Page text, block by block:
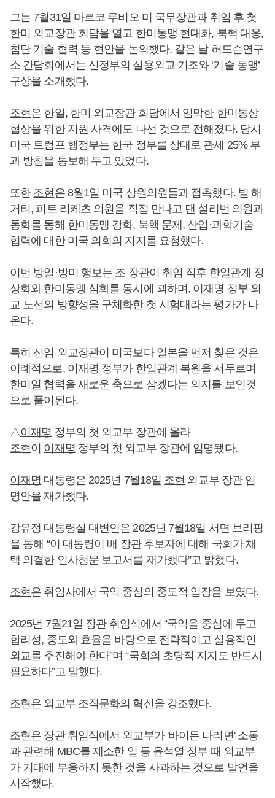
그는 7월31일 마르코 루비오 미 국무장관과 취임 후 첫
한미 외교장관 회담을 열고 한미동맹 현대화, 북핵 대응,
첨단 기술 협력 등 현안을 논의했다. 같은 날 허드슨연구
소 간담회에서는 신정부의 실용외교 기조와 ‘기술 동맹’
구상을 소개했다.
조현은 한일, 한미 외교장관 회담에서 임막한 한미통상
협상을 위한 지원 사격에도 나선 것으로 전해졌다. 당시
미국 트럼프 행정부는 한국 정부를 상대로 관세 25% 부
과 방침을 통보해 두고 있었다.
또한 조현은 8월1일 미국 상원의원들과 접촉했다. 빌 해
거티, 피트 리케츠 의원을 직접 만나고 댄 설리번 의원과
통화를 통해 한미동맹 강화, 북핵 문제, 산업·과학기술
협력에 대한 미국 의회의 지지를 요청했다.
이번 방일·방미 행보는 조 장관이 취임 직후 한일관계 정
상화와 한미동맹 심화를 동시에 꾀하며, 이재명 정부 외
교 노선의 방향성을 구체화한 첫 시험대라는 평가가 나
온다.
특히 신임 외교장관이 미국보다 일본을 먼저 찾은 것은
이례적으로, 이재명 정부가 한일관계 복원을 서두르며
한미일 협력을 새로운 축으로 삼겠다는 의지를 보인것
으로 풀이된다.
△이재명 정부의 첫 외교부 장관에 올라
조현이 이재명 정부의 첫 외교부 장관에 임명됐다.
이재명 대통령은 2025년 7월18일 조현 외교부 장관 임
명안을 재가했다.
강유정 대통령실 대변인은 2025년 7월18일 서면 브리핑
을 통해 “이 대통령이 배 장관 후보자에 대해 국회가 채
택 의결한 인사청문 보고서를 재가했다”고 밝혔다.
조현은 취임사에서 국익 중심의 중도적 입장을 보였다.
2025년 7월21일 장관 취임식에서 “국익을 중심에 두고
합리성, 중도와 효율을 바탕으로 전략적이고 실용적인
외교를 추진해야 한다”며 “국회의 초당적 지지도 반드시
필요하다”고 말했다.
조현은 외교부 조직문화의 혁신을 강조했다.
조현은 장관 취임식에서 외교부가 '바이든 나리면' 소동
과 관련해 MBC를 제소한 일 등 윤석열 정부 때 외교부
가 기대에 부응하지 못한 것을 사과하는 것으로 발언을
시작했다.